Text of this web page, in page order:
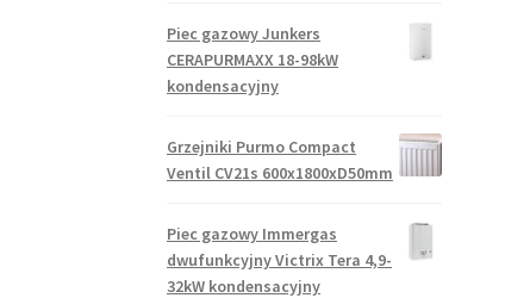
Piec gazowy Junkers
CERAPURMAXX 18-98kW
kondensacyjny
Grzejniki Purmo Compact
Ventil CV21s 600x1800xD50mm
Piec gazowy Immergas
dwufunkcyjny Victrix Tera 4,9-
32kW kondensacyjny